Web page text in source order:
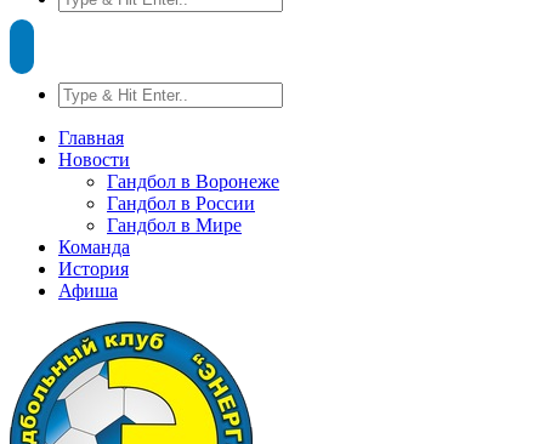
Главная
Новости
Гандбол в Воронеже
Гандбол в России
Гандбол в Мире
Команда
История
Афиша